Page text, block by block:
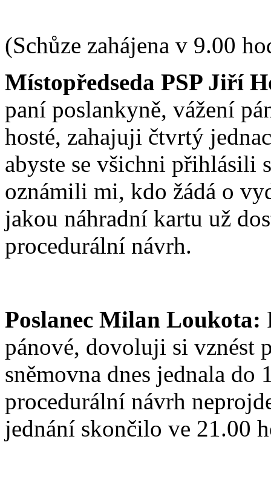
(Schůze zahájena v 9.00
Místopředseda PSP Jiří
paní poslankyně, vážení
hosté, zahajuji čtvrtý
abyste se všichni přihlásili
oznámili mi, kdo žádá o
jakou náhradní kartu už
procedurální návrh.
Poslanec Milan Loukota:
pánové, dovoluji si vznést
sněmovna dnes jednala
procedurální návrh
jednání skončilo ve 21.00